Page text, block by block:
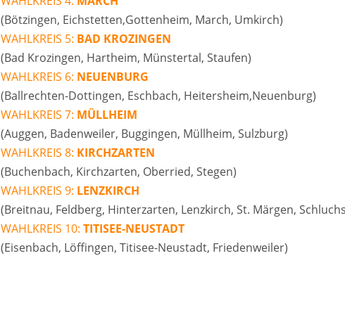
(Bötzingen, Eichstetten,Gottenheim, March, Umkirch)
WAHLKREIS 5: BAD KROZINGEN
(Bad Krozingen, Hartheim, Münstertal, Staufen)
WAHLKREIS 6: NEUENBURG
(Ballrechten-Dottingen, Eschbach, Heitersheim,Neuenburg)
WAHLKREIS 7: MÜLLHEIM
(Auggen, Badenweiler, Buggingen, Müllheim, Sulzburg)
WAHLKREIS 8: KIRCHZARTEN
(Buchenbach, Kirchzarten, Oberried, Stegen)
WAHLKREIS 9: LENZKIRCH
(Breitnau, Feldberg, Hinterzarten, Lenzkirch, St. Märgen,
WAHLKREIS 10:TITISEE-NEUSTADT
(Eisenbach, Löffingen, Titisee-Neustadt, Friedenweiler)